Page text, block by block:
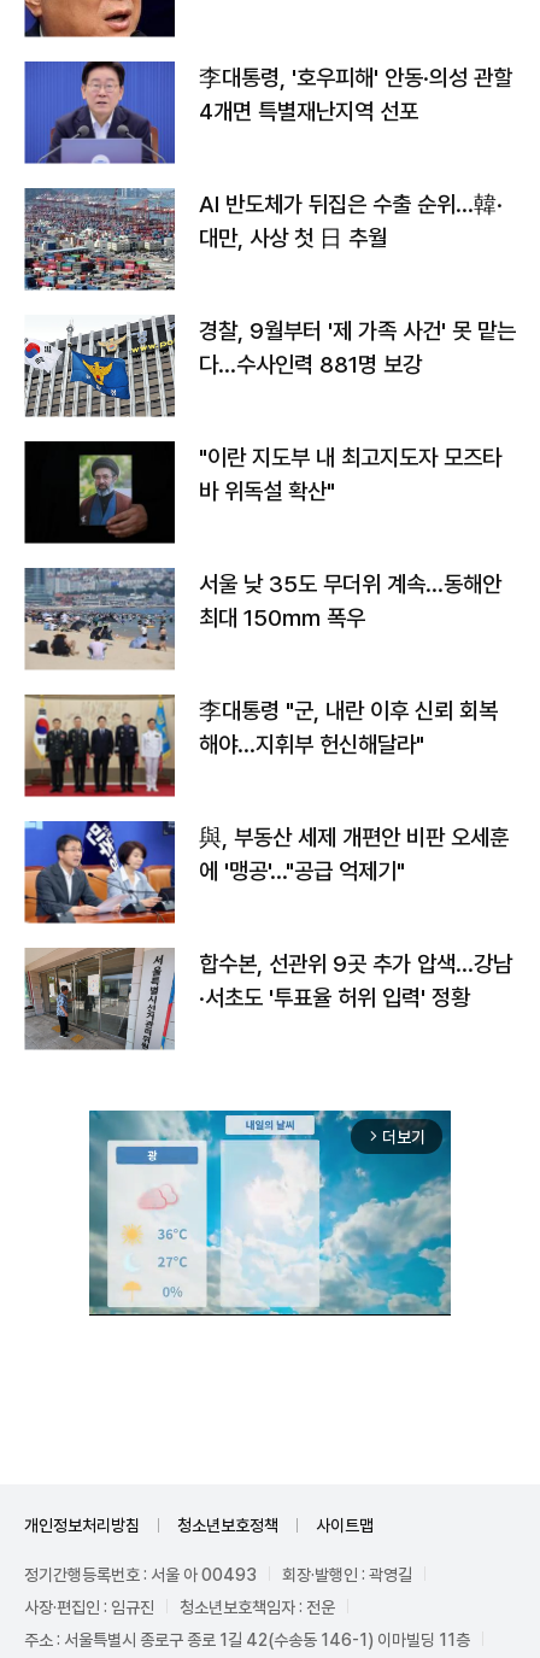
李대통령, '호우피해' 안동·의성 관할
4개면 특별재난지역 선포
AI 반도체가 뒤집은 수출 순위…韓·
대만, 사상 첫 日 추월
경찰, 9월부터 '제 가족 사건' 못 맡는
다…수사인력 881명 보강
"이란 지도부 내 최고지도자 모즈타
바 위독설 확산"
서울 낮 35도 무더위 계속…동해안
최대 150㎜ 폭우
李대통령 "군, 내란 이후 신뢰 회복
해야…지휘부 헌신해달라"
與, 부동산 세제 개편안 비판 오세훈
에 '맹공'…"공급 억제기"
합수본, 선관위 9곳 추가 압색…강남
·서초도 '투표율 허위 입력' 정황
arrow_forward_ios 더보기
개인정보처리방침 청소년보호정책 사이트맵
정기간행등록번호 : 서울 아 00493
회장·발행인 : 곽영길
사장·편집인 : 임규진
청소년보호책임자 : 전운
주소 : 서울특별시 종로구 종로 1길 42(수송동 146-1) 이마빌딩 11층